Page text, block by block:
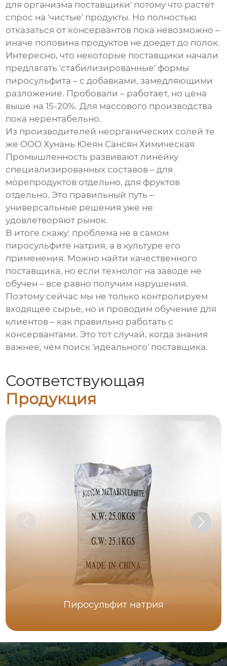
для организма поставщики' потому что растет
спрос на 'чистые' продукты. Но полностью
отказаться от консервантов пока невозможно –
иначе половина продуктов не доедет до полок.
Интересно, что некоторые поставщики начали
предлагать 'стабилизированные' формы
пиросульфита – с добавками, замедляющими
разложение. Пробовали – работает, но цена
выше на 15-20%. Для массового производства
пока нерентабельно.
Из производителей неорганических солей те
же OOO Хунань Юеян Сансян Химическая
Промышленность развивают линейку
специализированных составов – для
морепродуктов отдельно, для фруктов
отдельно. Это правильный путь –
универсальные решения уже не
удовлетворяют рынок.
В итоге скажу: проблема не в самом
пиросульфите натрия, а в культуре его
применения. Можно найти качественного
поставщика, но если технолог на заводе не
обучен – все равно получим нарушения.
Поэтому сейчас мы не только контролируем
входящее сырье, но и проводим обучение для
клиентов – как правильно работать с
консервантами. Это тот случай, когда знания
важнее, чем поиск 'идеального' поставщика.
Соответствующая
Продукция
Пиросульфит натрия